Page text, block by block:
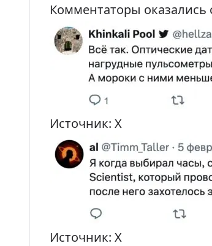
Комментаторы оказались
Источник: X
Источник: X